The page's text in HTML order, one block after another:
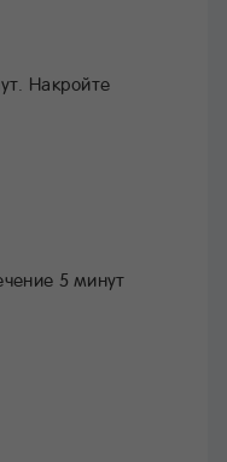
Накройте
5 минут